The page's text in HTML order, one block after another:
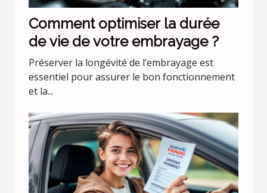
Comment optimiser la durée
de vie de votre embrayage ?
Préserver la longévité de l’embrayage est
essentiel pour assurer le bon fonctionnement
et la...